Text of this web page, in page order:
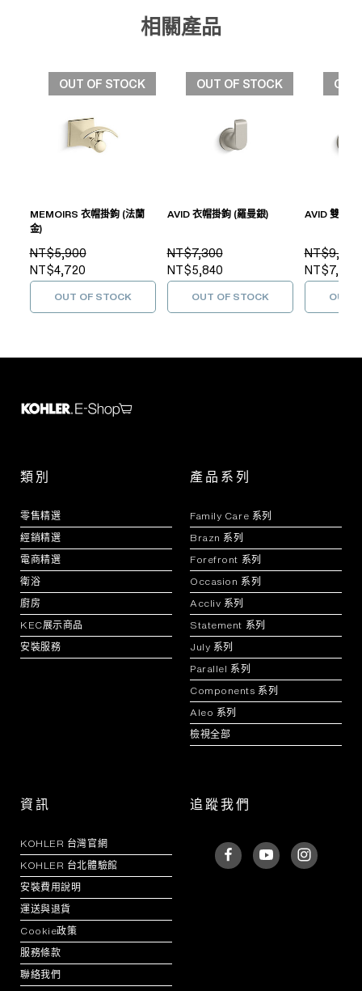
相關產品
OUT OF STOCK
MEMOIRS 衣帽掛鉤 (法蘭
金)
NT$5,900
NT$4,720
OUT OF STOCK
OUT OF STOCK
AVID 衣帽掛鉤 (羅曼銀)
NT$7,300
NT$5,840
OUT OF STOCK
OUT
AVID 雙邊衣
NT$9,400
NT$7,520
OUT
類別
零售精選
經銷精選
電商精選
衛浴
廚房
KEC展示商品
安裝服務
產品系列
Family Care 系列
Brazn 系列
Forefront 系列
Occasion 系列
Accliv 系列
Statement 系列
July 系列
Parallel 系列
Components 系列
Aleo 系列
檢視全部
資訊
KOHLER 台灣官網
KOHLER 台北體驗館
安裝費用說明
運送與退貨
Cookie政策
服務條款
聯絡我們
追蹤我們